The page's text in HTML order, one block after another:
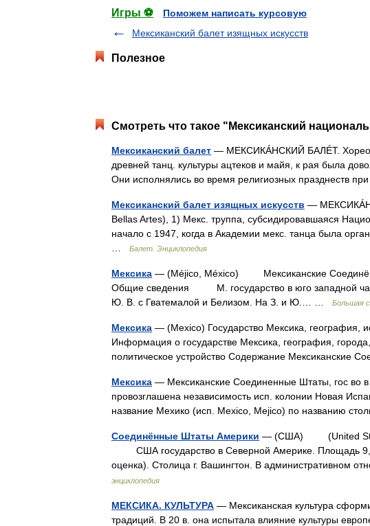
Игры ⚽
Поможем написать курсовую
Мексиканский балет изящных искусств
Полезное
Смотреть что такое "Мексиканский
Мексиканский балет — МЕКСИКÁНСКИЙ БАЛÉТ.
древней танц. культуры ацтеков и майя, к рая была
Они исполнялись во время религиозных празднеств
Мексиканский балет изящных искусств —
Bellas Artes), 1) Мекс. труппа, субсидировавшаяся
начало с 1947, когда в Академии мекс. танца была
Балет. Энциклопедия
Мексика — (Méjico, México) Мексиканские
Общие сведения М. государство в юго западной
Ю. В. с Гватемалой и Белизом. На З. и Ю.… …
Большая
Мексика — (Mexico) Государство Мексика, география,
Информация о государстве Мексика, география,
политическое устройство Содержание
Мексика — Мексиканские Соединенные Штаты, гос во
провозглашена независимость исп. колонии Новая
название Мехико (исп. Mexico, Mejico) по названию
Соединённые Штаты Америки — (США) (United
США государство в Северной Америке. Площадь
оценка). Столица г. Вашингтон. В административном
энциклопедия
МЕКСИКА. КУЛЬТУРА — Мексиканская культура
традиций. В 20 в. она испытала влияние культуры